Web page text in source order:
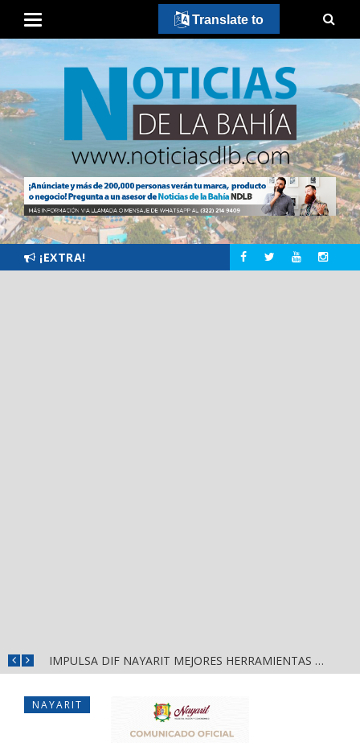
¡EXTRA!
IMPULSA DIF NAYARIT MEJORES HERRAMIENTAS DE APRENDIZAJE PARA ESCUELAS DE CUATRO MUNICIPIOS
NAYARIT
Translate to